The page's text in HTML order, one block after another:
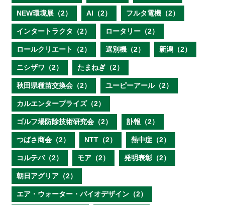
NEW環境展（2） AI（2） フルタ電機（2）
インタートラクタ（2） ロータリー（2）
ロールクリエート（2） 選別機（2） 新潟（2）
ニシザワ（2） たまねぎ（2）
秋田県種苗交換会（2） ユーピーアール（2）
カルエンタープライズ（2）
ゴルフ場防除技術研究会（2） 訃報（2）
つばさ商会（2） NTT（2） 熱中症（2）
コルテバ（2） モア（2） 発明表彰（2）
朝日アグリア（2）
エア・ウォーター・バイオデザイン（2）